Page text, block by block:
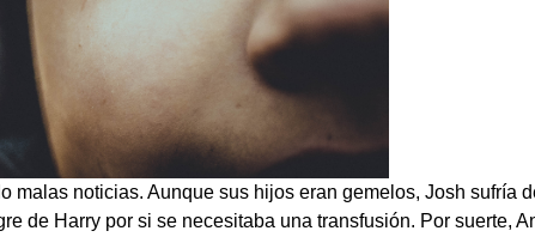
malas noticias. Aunque sus hijos eran gemelos, Josh sufría
de Harry por si se necesitaba una transfusión. Por suerte,